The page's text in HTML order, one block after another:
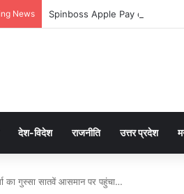
News Spinboss Apple Pay dla graczy
देश-विदेश राजनीति उत्तर प्रदेश
का गुस्सा सातवें आसमान पर पहुंचा…